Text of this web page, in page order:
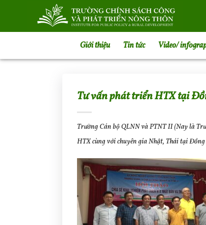
Giới thiệu Tin tức Video/
Tư vấn phát triển HTX tại
Trường Cán bộ QLNN và PTNT II (Nay là
HTX cùng với chuyên gia Nhật, Thái tại